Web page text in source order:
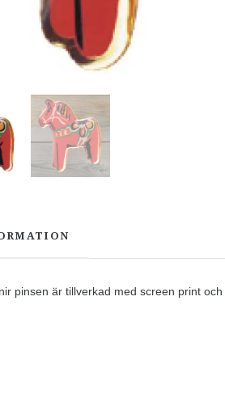
pinsen är tillverkad med screen print